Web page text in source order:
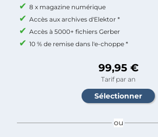
8 x magazine numérique
Accès aux archives d'Elektor *
Accès à 5000+ fichiers Gerber
10 % de remise dans l'e-choppe *
99,95 €
Tarif par an
ou